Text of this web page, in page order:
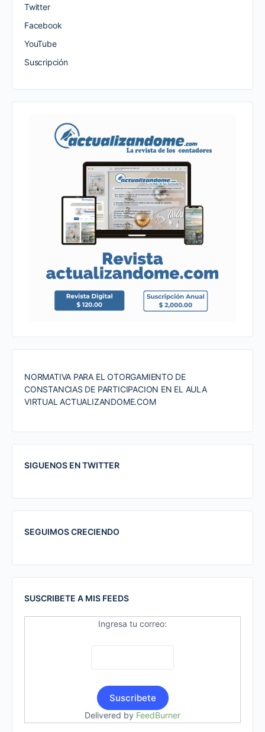
Twitter
Facebook
YouTube
Suscripción
NORMATIVA PARA EL OTORGAMIENTO DE
CONSTANCIAS DE PARTICIPACION EN EL AULA
VIRTUAL ACTUALIZANDOME.COM
SIGUENOS EN TWITTER
SEGUIMOS CRECIENDO
SUSCRIBETE A MIS FEEDS
Ingresa tu correo:
Delivered by FeedBurner